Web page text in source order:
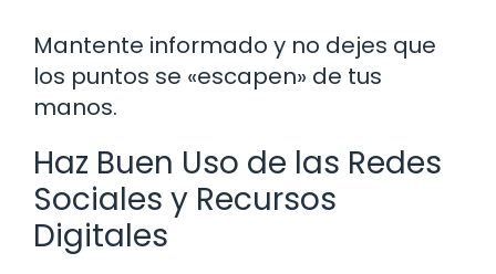
Mantente informado y no dejes que
los puntos se «escapen» de tus
manos.
Haz Buen Uso de las Redes
Sociales y Recursos
Digitales